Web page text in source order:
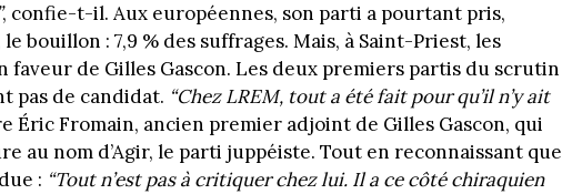
, confie-t-il. Aux européennes, son parti a pourtant pris,
bouillon : 7,9 % des suffrages. Mais, à Saint-Priest, les
faveur de Gilles Gascon. Les deux premiers partis du scrutin
pas de candidat. “Chez LREM, tout a été fait pour qu’il n’y ait
Éric Fromain, ancien premier adjoint de Gilles Gascon, qui
au nom d’Agir, le parti juppéiste. Tout en reconnaissant que
: “Tout n’est pas à critiquer chez lui. Il a ce côté chiraquien